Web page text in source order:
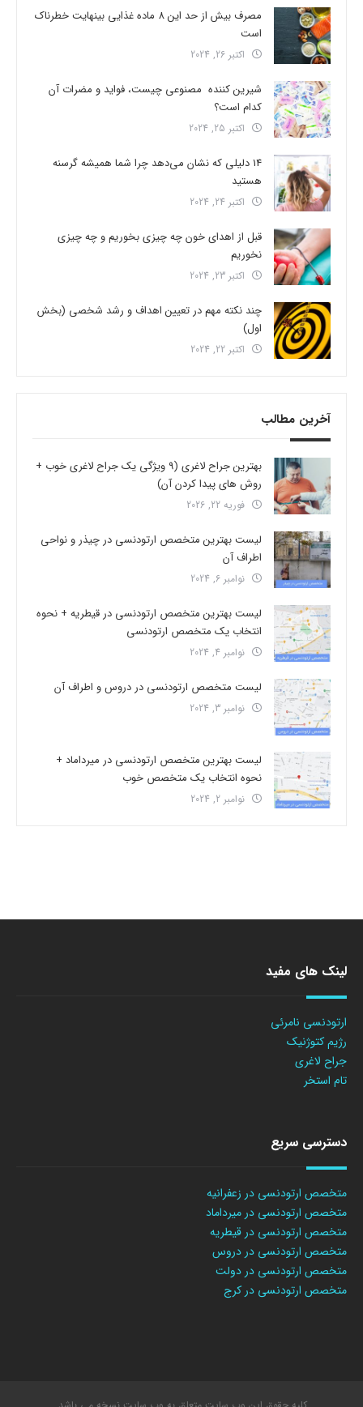
مصرف بیش از حد این 8 ماده غذایی بینهایت خطرناک
است
اکتبر 26, 2024
شیرین کننده مصنوعی چیست، فواید و مضرات آن
کدام است؟
اکتبر 25, 2024
14 دلیلی که نشان می‌دهد چرا شما همیشه گرسنه
هستید
اکتبر 24, 2024
قبل از اهدای خون چه چیزی بخوریم و چه چیزی
نخوریم
اکتبر 23, 2024
چند نکته مهم در تعیین اهداف و رشد شخصی (بخش
اول)
اکتبر 22, 2024
آخرین مطالب
بهترین جراح لاغری (9 ویژگی یک جراح لاغری خوب +
روش های پیدا کردن آن)
فوریه 22, 2026
لیست بهترین متخصص ارتودنسی در چیذر و نواحی
اطراف آن
نوامبر 6, 2024
لیست بهترین متخصص ارتودنسی در قیطریه + نحوه
انتخاب یک متخصص ارتودنسی
نوامبر 4, 2024
لیست متخصص ارتودنسی در دروس و اطراف آن
نوامبر 3, 2024
لیست بهترین متخصص ارتودنسی در میرداماد +
نحوه انتخاب یک متخصص خوب
نوامبر 2, 2024
لینک های مفید
ارتودنسی نامرئی
رژیم کتوژنیک
جراح لاغری
تام استخر
دسترسی سریع
متخصص ارتودنسی در زعفرانیه
متخصص ارتودنسی در میرداماد
متخصص ارتودنسی در قیطریه
متخصص ارتودنسی در دروس
متخصص ارتودنسی در دولت
متخصص ارتودنسی در کرج